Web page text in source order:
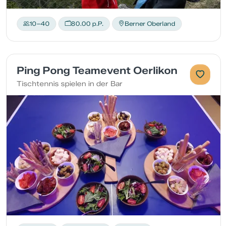
10–40 80.00 p.P. Berner Oberland
Ping Pong Teamevent Oerlikon
Tischtennis spielen in der Bar